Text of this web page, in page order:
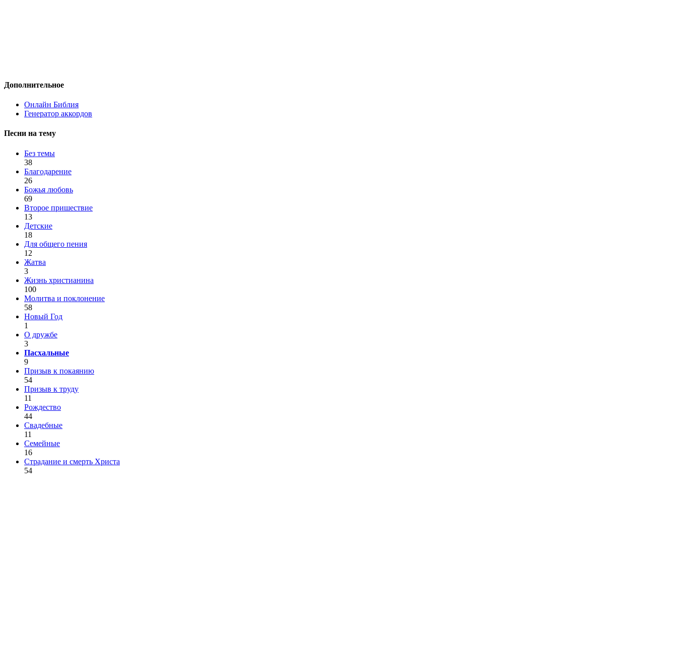
Дополнительное
Онлайн Библия
Генератор аккордов
Песни на тему
Без темы
38
Благодарение
26
Божья любовь
69
Второе пришествие
13
Детские
18
Для общего пения
12
Жатва
3
Жизнь христианина
100
Молитва и поклонение
58
Новый Год
1
О дружбе
3
Пасхальные
9
Призыв к покаянию
54
Призыв к труду
11
Рождество
44
Свадебные
11
Семейные
16
Страдание и смерть Христа
54